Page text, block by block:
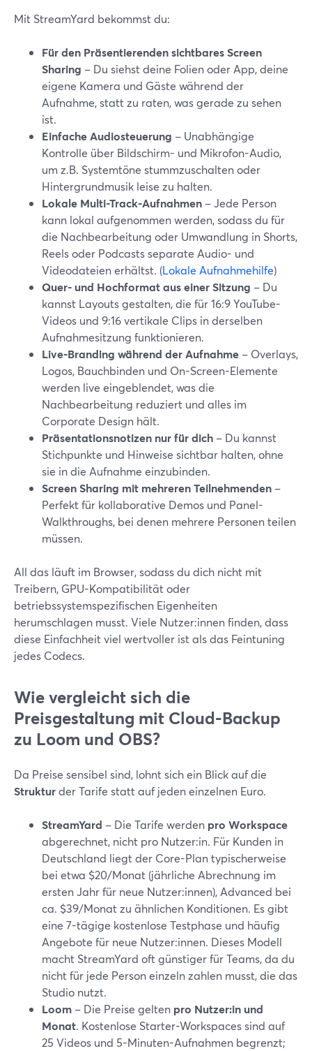
Mit StreamYard bekommst du:
Für den Präsentierenden sichtbares Screen
Sharing – Du siehst deine Folien oder App, deine
eigene Kamera und Gäste während der
Aufnahme, statt zu raten, was gerade zu sehen
ist.
Einfache Audiosteuerung – Unabhängige
Kontrolle über Bildschirm- und Mikrofon-Audio,
um z.B. Systemtöne stummzuschalten oder
Hintergrundmusik leise zu halten.
Lokale Multi-Track-Aufnahmen – Jede Person
kann lokal aufgenommen werden, sodass du für
die Nachbearbeitung oder Umwandlung in Shorts,
Reels oder Podcasts separate Audio- und
Videodateien erhältst. (Lokale Aufnahmehilfe)
Quer- und Hochformat aus einer Sitzung – Du
kannst Layouts gestalten, die für 16:9 YouTube-
Videos und 9:16 vertikale Clips in derselben
Aufnahmesitzung funktionieren.
Live-Branding während der Aufnahme – Overlays,
Logos, Bauchbinden und On-Screen-Elemente
werden live eingeblendet, was die
Nachbearbeitung reduziert und alles im
Corporate Design hält.
Präsentationsnotizen nur für dich – Du kannst
Stichpunkte und Hinweise sichtbar halten, ohne
sie in die Aufnahme einzubinden.
Screen Sharing mit mehreren Teilnehmenden –
Perfekt für kollaborative Demos und Panel-
Walkthroughs, bei denen mehrere Personen teilen
müssen.
All das läuft im Browser, sodass du dich nicht mit
Treibern, GPU-Kompatibilität oder
betriebssystemspezifischen Eigenheiten
herumschlagen musst. Viele Nutzer:innen finden, dass
diese Einfachheit viel wertvoller ist als das Feintuning
jedes Codecs.
Wie vergleicht sich die
Preisgestaltung mit Cloud-Backup
zu Loom und OBS?
Da Preise sensibel sind, lohnt sich ein Blick auf die
Strukturder Tarife statt auf jeden einzelnen Euro.
StreamYard – Die Tarife werden pro Workspace
abgerechnet, nicht pro Nutzer:in. Für Kunden in
Deutschland liegt der Core-Plan typischerweise
bei etwa $20/Monat (jährliche Abrechnung im
ersten Jahr für neue Nutzer:innen), Advanced bei
ca. $39/Monat zu ähnlichen Konditionen. Es gibt
eine 7-tägige kostenlose Testphase und häufig
Angebote für neue Nutzer:innen. Dieses Modell
macht StreamYard oft günstiger für Teams, da du
nicht für jede Person einzeln zahlen musst, die das
Studio nutzt.
Loom – Die Preise gelten pro Nutzer:in und
Monat. Kostenlose Starter-Workspaces sind auf
25 Videos und 5-Minuten-Aufnahmen begrenzt;